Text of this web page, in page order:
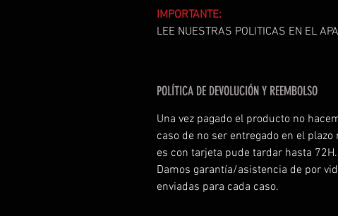
IMPORTANTE:
LEE NUESTRAS POLITICAS EN EL
POLÍTICA DE DEVOLUCIÓN Y REEMBOLSO
Una vez pagado el producto no
caso de no ser entregado en el
es con tarjeta pude tardar hasta 72H.
Damos garantía/asistencia de por
enviadas para cada caso.